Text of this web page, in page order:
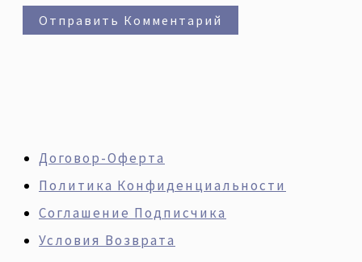
Договор-Оферта
Политика Конфиденциальности
Соглашение Подписчика
Условия Возврата